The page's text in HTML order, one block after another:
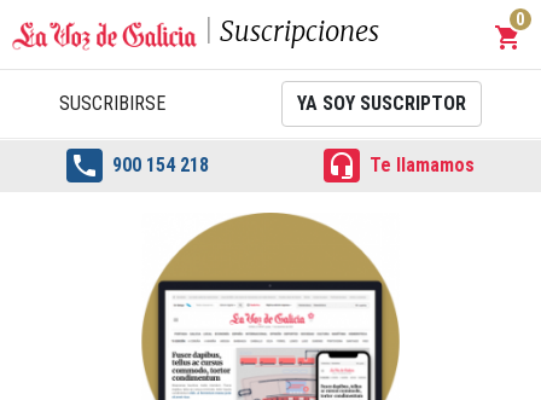
Suscripciones shopping_cart
0
SUSCRIBIRSE YA SOY SUSCRIPTOR
 900 154 218  Te llamamos